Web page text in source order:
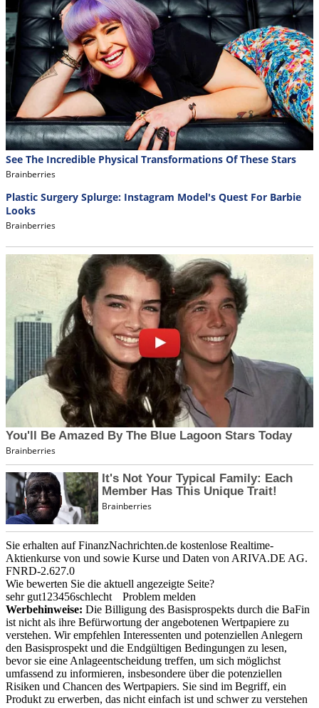
Sie erhalten auf FinanzNachrichten.de kostenlose Realtime-
Aktienkurse von und sowie Kurse und Daten von ARIVA.DE AG.
FNRD-2.627.0
Wie bewerten Sie die aktuell angezeigte Seite?
sehr gut1 23456schlecht
Problem melden
Werbehinweise: Die Billigung des Basisprospekts durch die BaFin
ist nicht als ihre Befürwortung der angebotenen Wertpapiere zu
verstehen. Wir empfehlen Interessenten und potenziellen Anlegern
den Basisprospekt und die Endgültigen Bedingungen zu lesen,
bevor sie eine Anlageentscheidung treffen, um sich möglichst
umfassend zu informieren, insbesondere über die potenziellen
Risiken und Chancen des Wertpapiers. Sie sind im Begriff, ein
Produkt zu erwerben, das nicht einfach ist und schwer zu verstehen